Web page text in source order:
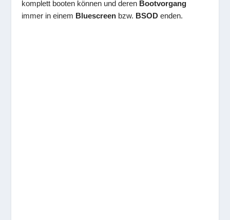
komplett booten können und deren Bootvorgang
immer in einem Bluescreen bzw. BSOD enden.